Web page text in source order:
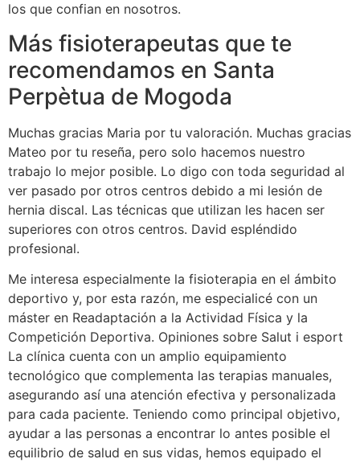
los que confian en nosotros.
Más fisioterapeutas que te
recomendamos en Santa
Perpètua de Mogoda
Muchas gracias Maria por tu valoración. Muchas gracias
Mateo por tu reseña, pero solo hacemos nuestro
trabajo lo mejor posible. Lo digo con toda seguridad al
ver pasado por otros centros debido a mi lesión de
hernia discal. Las técnicas que utilizan les hacen ser
superiores con otros centros. David espléndido
profesional.
Me interesa especialmente la fisioterapia en el ámbito
deportivo y, por esta razón, me especialicé con un
máster en Readaptación a la Actividad Física y la
Competición Deportiva. Opiniones sobre Salut i esport
La clínica cuenta con un amplio equipamiento
tecnológico que complementa las terapias manuales,
asegurando así una atención efectiva y personalizada
para cada paciente. Teniendo como principal objetivo,
ayudar a las personas a encontrar lo antes posible el
equilibrio de salud en sus vidas, hemos equipado el